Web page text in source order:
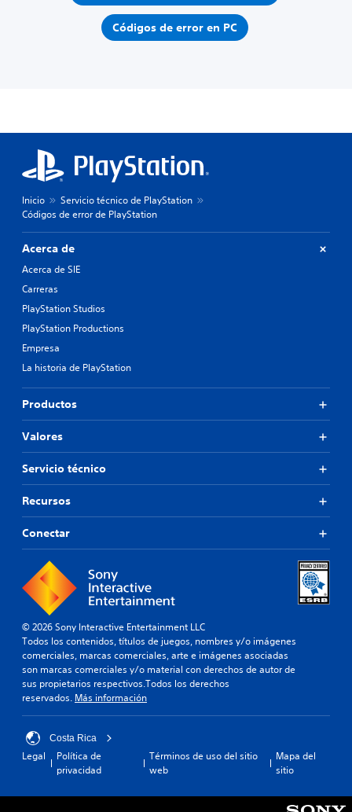
Códigos de error en PC
Inicio
Servicio técnico de PlayStation
Códigos de error de PlayStation
Acerca de
Acerca de SIE
Carreras
PlayStation Studios
PlayStation Productions
Empresa
La historia de PlayStation
Productos
Valores
Servicio técnico
Recursos
Conectar
© 2026 Sony Interactive Entertainment LLC
Todos los contenidos, títulos de juegos, nombres y/o imágenes
comerciales, marcas comerciales, arte e imágenes asociadas
son marcas comerciales y/o material con derechos de autor de
sus propietarios respectivos.Todos los derechos
reservados. Más información
Costa Rica
Legal
Política de
privacidad
Términos de uso del sitio
web
Mapa del
sitio